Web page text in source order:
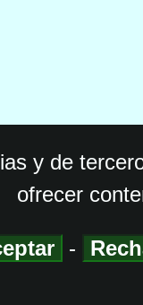
y de
ofrecer
-